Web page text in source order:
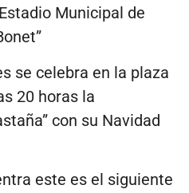
Municipal de
se celebra en la plaza
20 horas la
con su Navidad
este es el siguiente